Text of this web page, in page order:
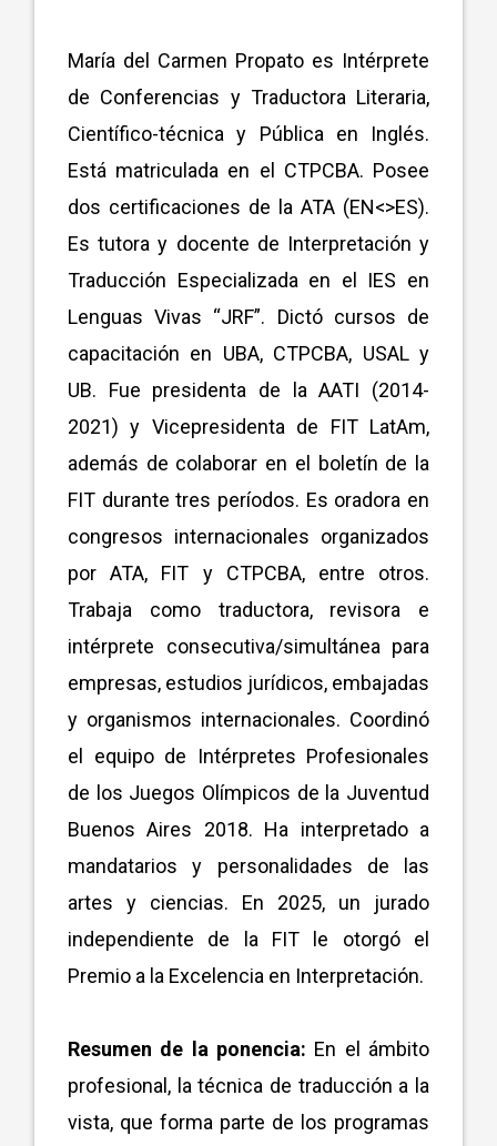
María del Carmen Propato es Intérprete
de Conferencias y Traductora Literaria,
Científico-técnica y Pública en Inglés.
Está matriculada en el CTPCBA. Posee
dos certificaciones de la ATA (EN<>ES).
Es tutora y docente de Interpretación y
Traducción Especializada en el IES en
Lenguas Vivas “JRF”. Dictó cursos de
capacitación en UBA, CTPCBA, USAL y
UB. Fue presidenta de la AATI (2014-
2021) y Vicepresidenta de FIT LatAm,
además de colaborar en el boletín de la
FIT durante tres períodos. Es oradora en
congresos internacionales organizados
por ATA, FIT y CTPCBA, entre otros.
Trabaja como traductora, revisora e
intérprete consecutiva/simultánea para
empresas, estudios jurídicos, embajadas
y organismos internacionales. Coordinó
el equipo de Intérpretes Profesionales
de los Juegos Olímpicos de la Juventud
Buenos Aires 2018. Ha interpretado a
mandatarios y personalidades de las
artes y ciencias. En 2025, un jurado
independiente de la FIT le otorgó el
Premio a la Excelencia en Interpretación.
Resumen de la ponencia: En el ámbito
profesional, la técnica de traducción a la
vista, que forma parte de los programas